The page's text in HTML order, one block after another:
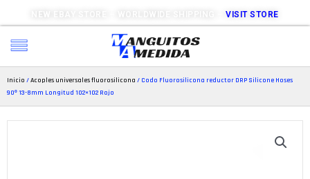
NEW EBAY STORE – WORLDWIDE SHIPPING –VISIT STORE
Inicio /Acoples universales fluorosilicona / Codo Fluorosilicona reductor DRP Silicone Hoses
90º 13-8mm Longitud 102×102 Rojo